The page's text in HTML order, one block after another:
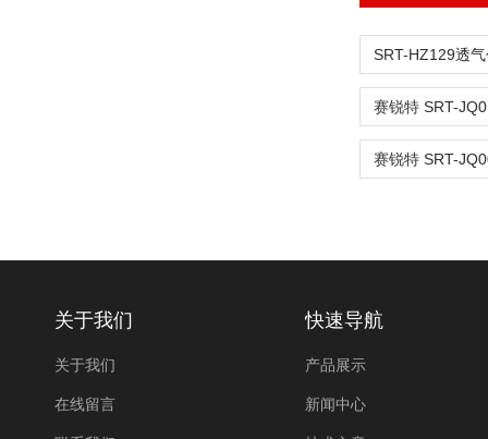
关于我们
关于我们
在线留言
快速导航
产品展示
新闻中心